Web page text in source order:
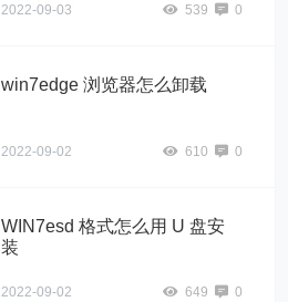
2022-09-03 539 0
win7edge 浏览器怎么卸载
2022-09-02 610 0
WIN7esd 格式怎么用 U 盘安
装
2022-09-02 649 0